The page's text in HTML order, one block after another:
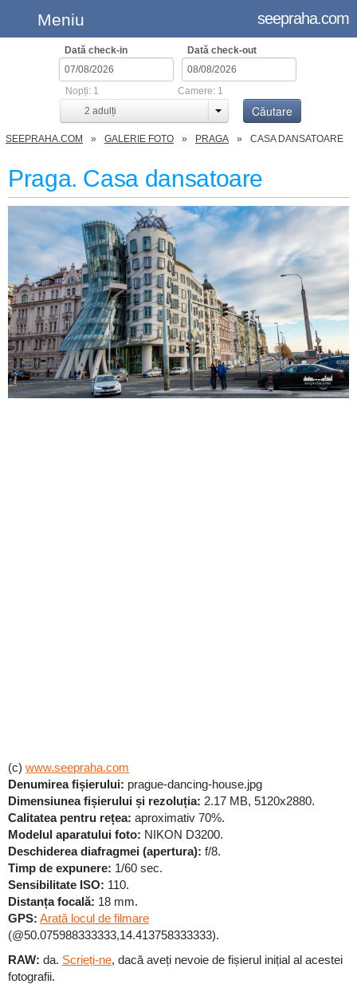
Meniu seepraha.com
Dată check-in Dată check-out
2 adulți
Nopți: 1 Camere: 1
Căutare
SEEPRAHA.COM GALERIE FOTO PRAGA CASA DANSATOARE
Praga. Casa dansatoare
(c) www.seepraha.com
Denumirea fișierului: prague-dancing-house.jpg
Dimensiunea fișierului și rezoluția: 2.17 MB, 5120x2880.
Calitatea pentru rețea: aproximativ 70%.
Modelul aparatului foto: NIKON D3200.
Deschiderea diafragmei (apertura): f/8.
Timp de expunere: 1/60 sec.
Sensibilitate ISO: 110.
Distanța focală: 18 mm.
GPS: Arată locul de filmare
(@50.075988333333,14.413758333333).
RAW: da. Scrieți-ne, dacă aveți nevoie de fișierul inițial al acestei
fotografii.